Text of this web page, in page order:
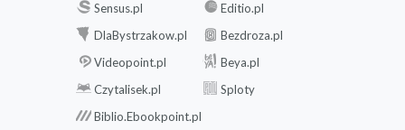
Równowaga
PODSUMOWANIE – I CO DALEJ?
Wykaz ćwiczeń
Wykaz źródeł
Sensus.pl
Editio.pl
DlaBystrzakow.pl
Bezdroza.pl
Videopoint.pl
Beya.pl
Czytalisek.pl
Sploty
Biblio.Ebookpoint.pl